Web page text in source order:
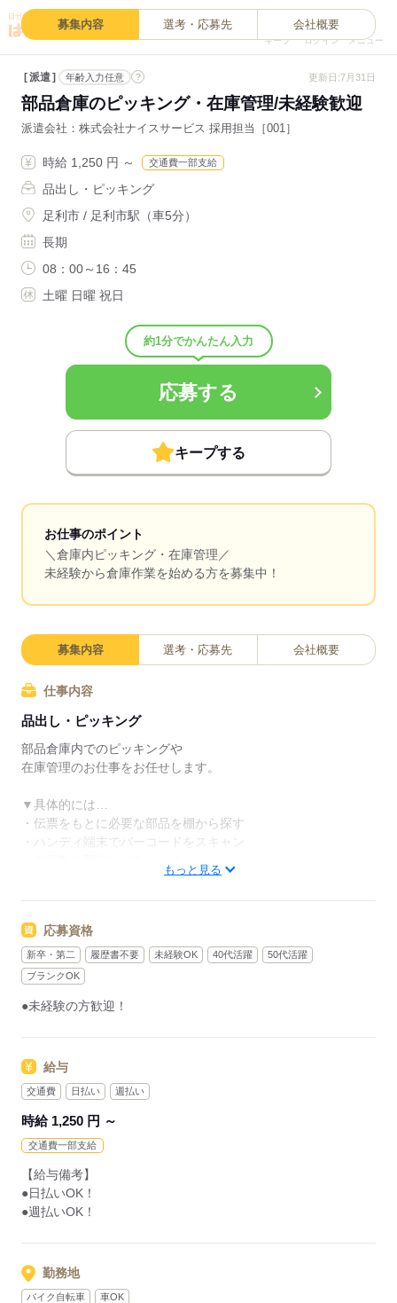
キープ ログイン メニュー
募集内容 選考・応募先 会社概要
派遣 年齢入力任意 ? 更新日:7月31日
部品倉庫のピッキング・在庫管理/未経験歓迎
派遣会社 株式会社ナイスサービス 採用担当［001］
時給 1,250 円 ～ 交通費一部支給
品出し・ピッキング
足利市 / 足利市駅（車5分）
長期
08：00～16：45
土曜 日曜 祝日
約1分でかんたん入力
応募する
キープする
お仕事のポイント
＼倉庫内ピッキング・在庫管理／
未経験から倉庫作業を始める方を募集中！
募集内容 選考・応募先 会社概要
仕事内容
品出し・ピッキング
部品倉庫内でのピッキングや
在庫管理のお仕事をお任せします。
▼具体的には…
・伝票をもとに必要な部品を棚から探す
・ハンディ端末でバーコードをスキャン
・部品を配送先ごとに仕分ける
専用の機械を使う簡単な作業です。
ピッピッと読み取っていくだけなので、
未経験の方もすぐに慣れていただけます。
コツコツと自分のペースで進められる
丁寧な指導がありますので
ブランクから復帰したい方や
しっかり稼ぎたい方も
安心してスタートしてください！
もっと見る
応募資格
新卒・第二 履歴書不要 未経験OK 40代活躍
50代活躍
ブランクOK
●未経験の方歓迎！
給与
交通費 日払い 週払い
時給 1,250 円 ～
交通費一部支給
【給与備考】
●日払いOK！
●週払いOK！
勤務地
バイク自転車 車OK